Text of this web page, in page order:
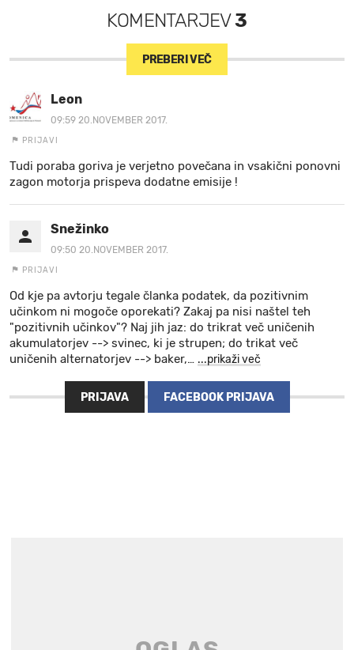
KOMENTARJEV3
PREBERI VEČ
Leon
09:59 20.NOVEMBER 2017.
PRIJAVI
Tudi poraba goriva je verjetno povečana in vsakični ponovni
zagon motorja prispeva dodatne emisije !
Snežinko
09:50 20.NOVEMBER 2017.
PRIJAVI
Od kje pa avtorju tegale članka podatek, da pozitivnim
učinkom ni mogoče oporekati? Zakaj pa nisi naštel teh
"pozitivnih učinkov"? Naj jih jaz: do trikrat več uničenih
akumulatorjev --> svinec, ki je strupen; do trikat več
uničenih alternatorjev --> baker,… ...prikaži več
PRIJAVA FACEBOOK PRIJAVA